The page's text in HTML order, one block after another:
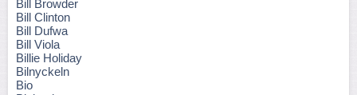
Bill Browder
Bill Clinton
Bill Dufwa
Bill Viola
Billie Holiday
Bilnyckeln
Bio